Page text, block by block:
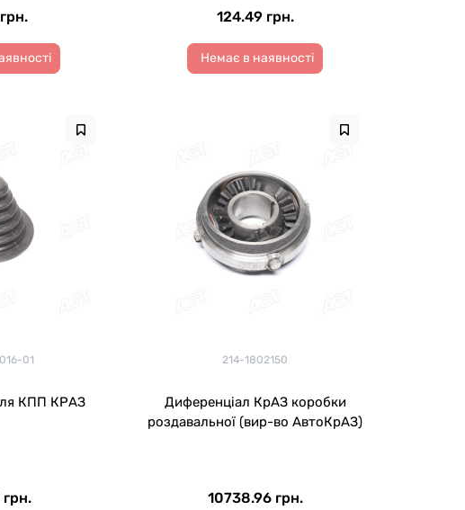
124.49 грн.
Немає в наявності
01
КПП КРАЗ
214-1802150
Диференціал КрАЗ коробки
роздавальної (вир-во АвтоКрАЗ)
10738.96 грн.